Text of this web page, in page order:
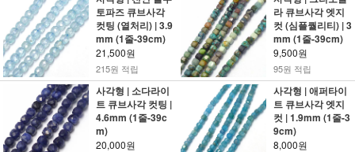
토파즈 큐브사각
컷팅 (열처리) | 3.9
mm (1줄-39cm)
21,500원
215원 적립
라 큐브사각 엣지
컷 (심플퀄리티) | 3
mm (1줄-39cm)
9,500원
95원 적립
사각형 | 소다라이
트 큐브사각 컷팅 |
4.6mm (1줄-39c
m)
20,000원
사각형 | 애퍼타이
트 큐브사각 엣지
컷 | 1.9mm (1줄-3
9cm)
8,000원